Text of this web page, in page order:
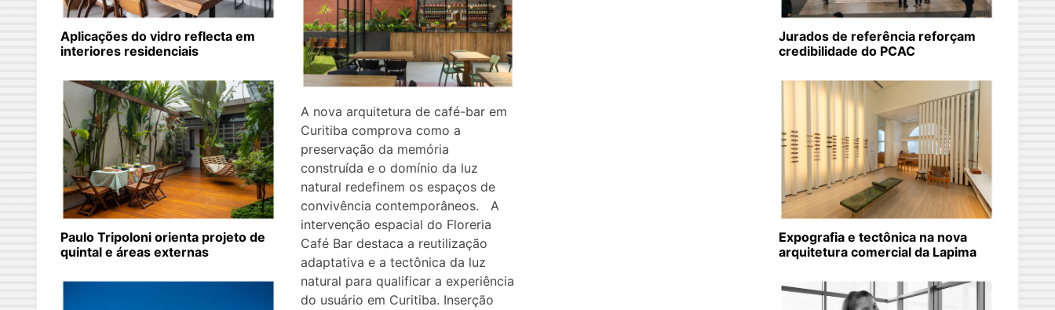
A nova arquitetura de café-bar em
Curitiba comprova como a
preservação da memória
construída e o domínio da luz
natural redefinem os espaços de
convivência contemporâneos. A
intervenção espacial do Floreria
Café Bar destaca a reutilização
adaptativa e a tectônica da luz
natural para qualificar a experiência
do usuário em Curitiba. Inserção
Aplicações do vidro reflecta em
interiores residenciais
Paulo Tripoloni orienta projeto de
quintal e áreas externas
Jurados de referência reforçam
credibilidade do PCAC
Expografia e tectônica na nova
arquitetura comercial da Lapima